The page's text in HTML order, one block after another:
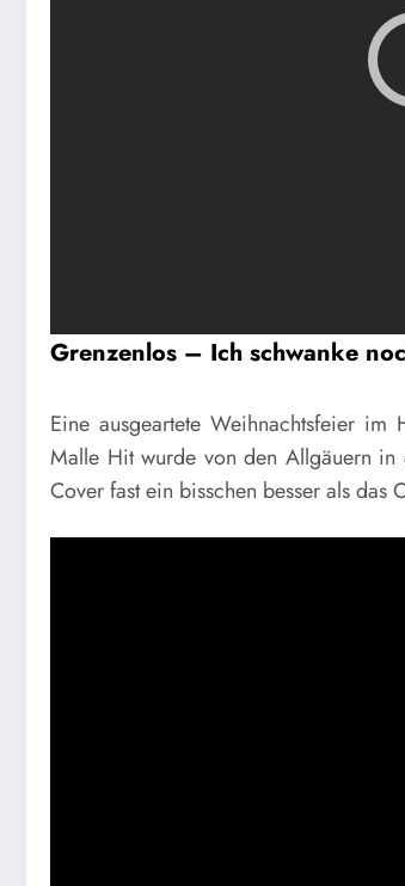
Grenzenlos – Ich schwanke
Eine ausgeartete Weihnachtsfeier
Malle Hit wurde von den Allgäuern
Cover fast ein bisschen besser als das